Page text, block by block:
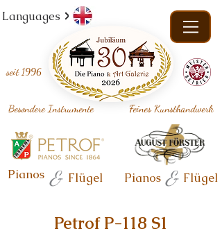
Languages
seit 1996
Besondere Instrumente Feines Kunsthandwerk
Flügel
Pianos & Flügel
Pianos &
Petrof P-118 S1